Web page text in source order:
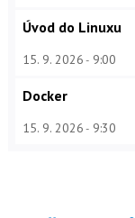
Úvod do Linuxu
15. 9. 2026 9:00
Docker
15. 9. 2026 9:30